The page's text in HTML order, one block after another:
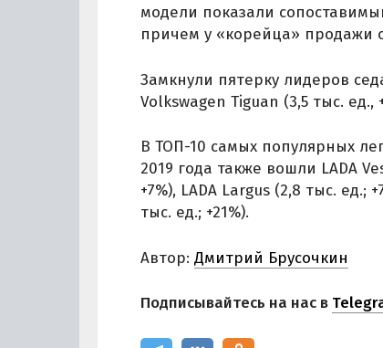
модели показали
причем у «корейца» продажи
Замкнули пятерку лидеров
Volkswagen Tiguan (3,5 тыс. ед.,
В ТОП-10 самых популярных
2019 года также вошли LADA
+7%), LADA Largus (2,8 тыс. ед.;
тыс. ед.; +21%).
Автор: Дмитрий Брусочкин
Подписывайтесь на нас в